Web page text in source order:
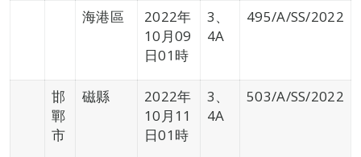
海港區
2022年
10月09
日01時
3、
4A
495/A/SS/2022
邯
鄲
市
磁縣
2022年
10月11
日01時
3、
4A
503/A/SS/2022